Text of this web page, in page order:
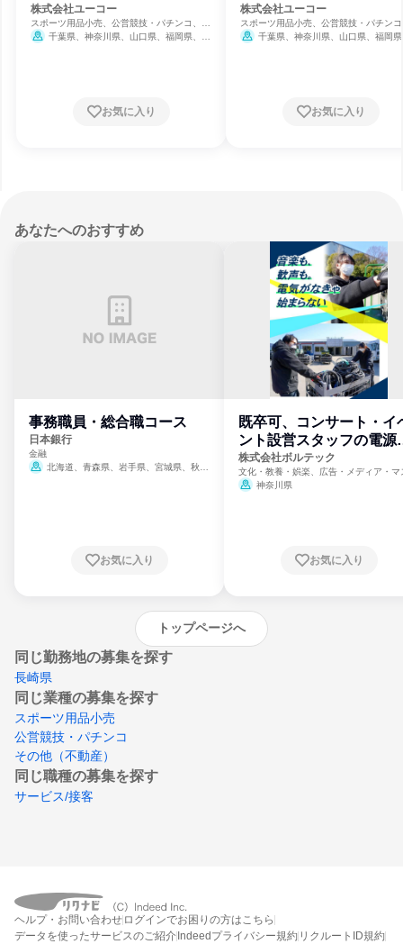
明会コース
株式会社ユーコー
スポーツ用品小売、公営競技・パチンコ、不
動産 千葉県、神奈川県、山口県、福岡県、佐
お気に入り
コース
株式会社ユーコー
スポーツ用品小売、公営競技・パチン
動産 千葉県、神奈川県、山口県、福岡
お気に入り
あなたへのおすすめ
事務職員・総合職コース
日本銀行
金融
北海道、青森県、岩手県、宮城県、秋田
崎県、熊本県、大分県、宮崎県、鹿児島県、
お気に入り
既卒可、コンサート・イ
ント設営スタッフの電源
門
株式会社ボルテック
文化・教養・娯楽、広告・メディア・マ
ミ、電力・ガス・水道・エネルギー
神奈川県
お気に入り
トップページへ
同じ勤務地の募集を探す
長崎県
同じ業種の募集を探す
スポーツ用品小売
公営競技・パチンコ
その他（不動産）
同じ職種の募集を探す
サービス/接客
ヘルプ・お問い合わせ ログインでお困りの方はこちら
データを使ったサービスのご紹介Indeedプライバシー規約 リクルートID規約